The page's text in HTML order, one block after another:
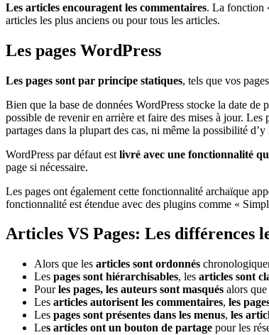
Les articles encouragent les commentaires. La fonction
articles les plus anciens ou pour tous les articles.
Les pages WordPress
Les pages sont par principe statiques, tels que vos pages
Bien que la base de données WordPress stocke la date de
possible de revenir en arrière et faire des mises à jour.
partages dans la plupart des cas, ni même la possibilité d’y
WordPress par défaut est livré avec une fonctionnalité
page si nécessaire.
Les pages ont également cette fonctionnalité archaïque
fonctionnalité est étendue avec des plugins comme «
Articles VS Pages: Les différences
Alors que les articles sont ordonnés
Les pages sont hiérarchisables, les articles sont
Pourles pages, les auteurs sont masqués alors
Les articles autorisent les commentaires, les
Les pages sont présentes dans les menus, les a
Les articles ont un bouton de partage pour les